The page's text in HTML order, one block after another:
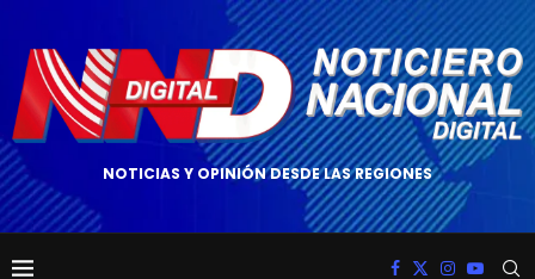
NOTICIAS Y OPINIÓN DESDE LAS REGIONES